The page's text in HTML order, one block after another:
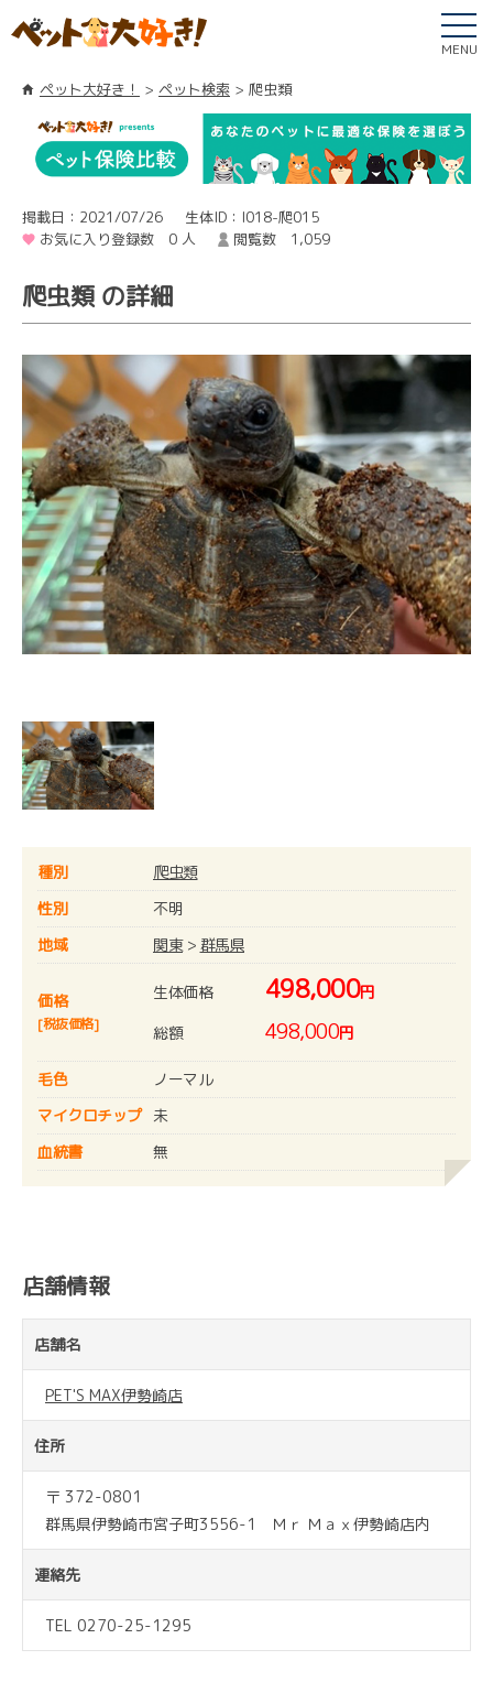
MENU
ペット大好き！ ペット検索 爬虫類
掲載日：2021/07/26
生体ID：I018-爬015
お気に入り登録数 0 人
閲覧数 1,059
爬虫類 の詳細
種別
爬虫類
性別
不明
地域
関東> 群馬県
価格
[税抜価格]
生体価格 498,000円
総額
498,000円
毛色
ノーマル
マイクロチップ
未
血統書
無
店舗情報
店舗名
PET'S MAX伊勢崎店
住所
〒 372-0801
群馬県伊勢崎市宮子町3556-1 Ｍｒ Ｍａｘ伊勢崎店内
連絡先
TEL 0270-25-1295